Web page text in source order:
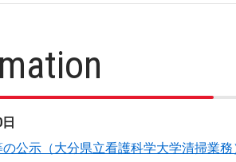
公示（大分県立看護科学大学清掃業務